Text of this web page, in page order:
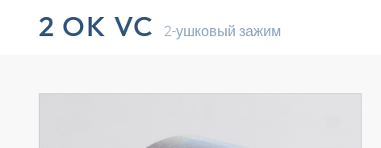
2 OK VC 2-ушковый зажим